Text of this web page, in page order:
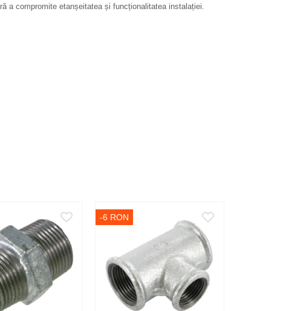
a compromite etanșeitatea și funcționalitatea instalației.
-6 RON